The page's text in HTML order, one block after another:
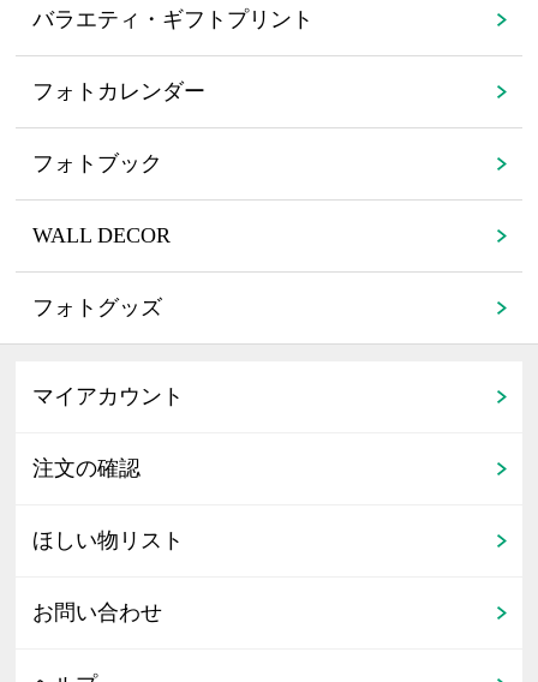
バラエティ・ギフトプリント
フォトカレンダー
フォトブック
WALL DECOR
フォトグッズ
マイアカウント
注文の確認
ほしい物リスト
お問い合わせ